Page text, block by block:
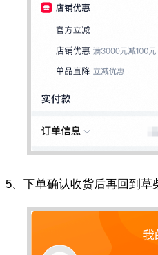
5、下单确认收货后再回到草